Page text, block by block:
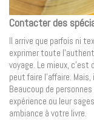
Contacter des
Il arrive que parfois ni
exprimer toute
voyage. Le mieux,
peut faire l’affaire.
Beaucoup de
expérience ou leur
ambiance à votre livre.